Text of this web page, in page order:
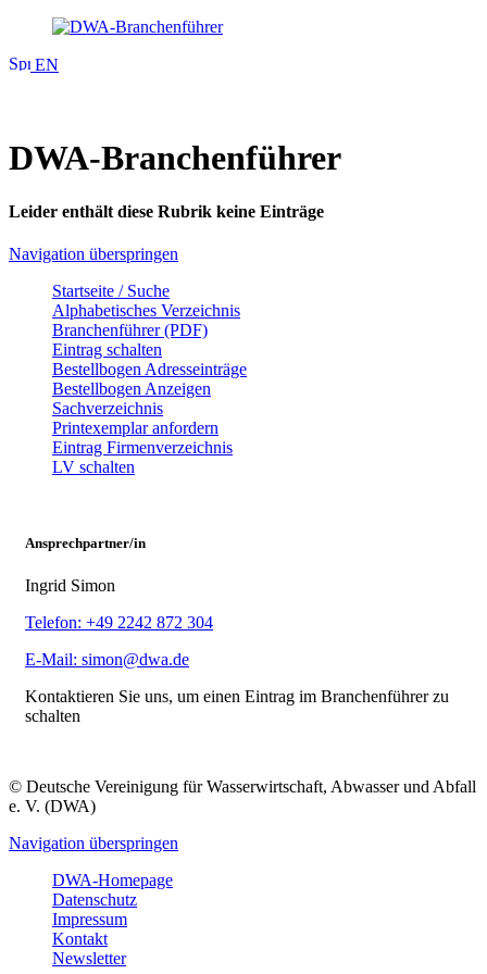
EN
DWA-Branchenführer
Leider enthält diese Rubrik keine Einträge
Navigation überspringen
Startseite / Suche
Alphabetisches Verzeichnis
Branchenführer (PDF)
Eintrag schalten
Bestellbogen Adresseinträge
Bestellbogen Anzeigen
Sachverzeichnis
Printexemplar anfordern
Eintrag Firmenverzeichnis
LV schalten
Ansprechpartner/in
Ingrid Simon
Telefon: +49 2242 872 304
E-Mail: simon@dwa.de
Kontaktieren Sie uns, um einen Eintrag im Branchenführer zu
schalten
© Deutsche Vereinigung für Wasserwirtschaft, Abwasser und Abfall
e. V. (DWA)
Navigation überspringen
DWA-Homepage
Datenschutz
Impressum
Kontakt
Newsletter